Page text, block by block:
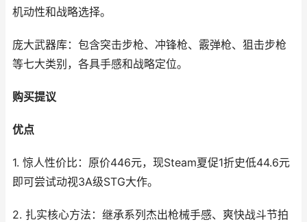
机动性和战略选择。
庞大武器库：包含突击步枪、冲锋枪、霰弹枪、狙击步枪
等七大类别，各具手感和战略定位。
购买提议
优点
1. 惊人性价比：原价446元，现Steam夏促1折史低44.6元
即可尝试动视3A级STG大作。
2. 扎实核心方法：继承系列杰出枪械手感、爽快战斗节拍